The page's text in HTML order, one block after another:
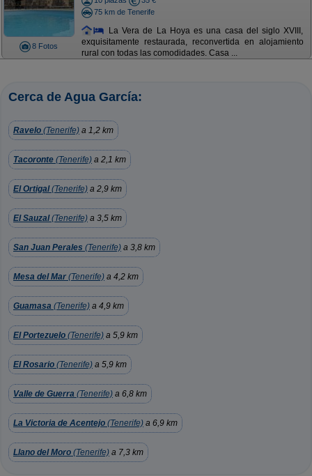
8 Fotos
75 km de Tenerife
La Vera de La Hoya es una casa del siglo XVIII,
exquisitamente restaurada, reconvertida en alojamiento
rural con todas las comodidades. Casa ...
Cerca de Agua García:
Ravelo (Tenerife) a 1,2 km
Tacoronte (Tenerife) a 2,1 km
El Ortigal(Tenerife) a 2,9 km
El Sauzal(Tenerife) a 3,5 km
San Juan Perales (Tenerife) a 3,8 km
Mesa del Mar (Tenerife) a 4,2 km
Guamasa (Tenerife) a 4,9 km
El Portezuelo (Tenerife) a 5,9 km
El Rosario (Tenerife) a 5,9 km
Valle de Guerra (Tenerife) a 6,8 km
La Victoria de Acentejo (Tenerife) a 6,9 km
Llano del Moro (Tenerife) a 7,3 km